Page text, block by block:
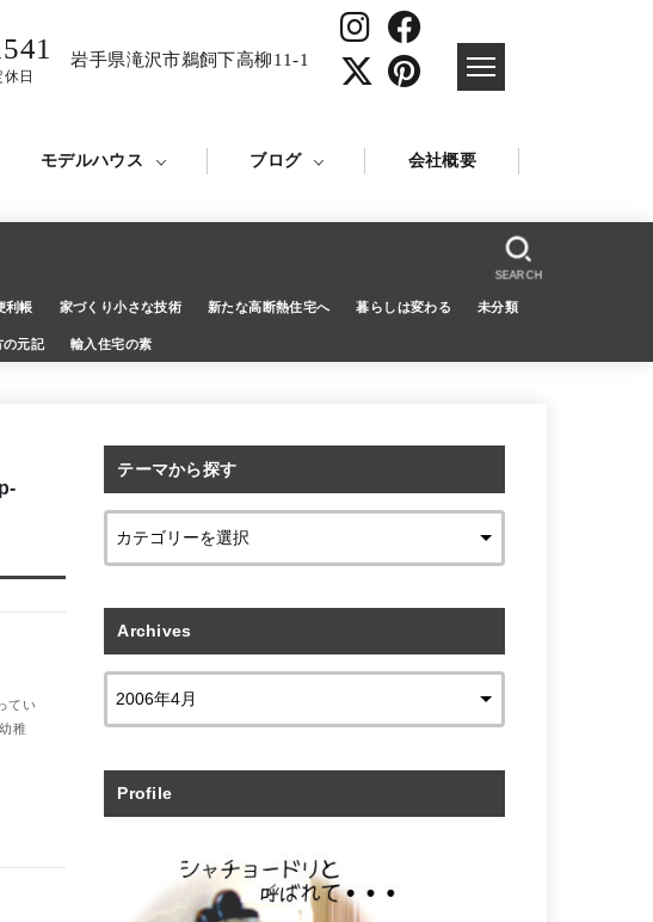
日
岩手県滝沢市鵜飼下高柳11-1
モデルハウス ブログ 会社概要
利帳 家づくり小さな技術 新たな高断熱住宅へ 暮らしは変わる 未分類
の元記 輸入住宅の素
SEARCH
てい
稚
テーマから探す
Archives
Profile